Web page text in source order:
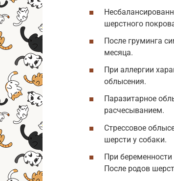
шерстного
После груминга
месяца.
При аллергии
облысения.
Паразитарное
расчесыванием.
Стрессовое
шерсти у собаки.
При
После родов